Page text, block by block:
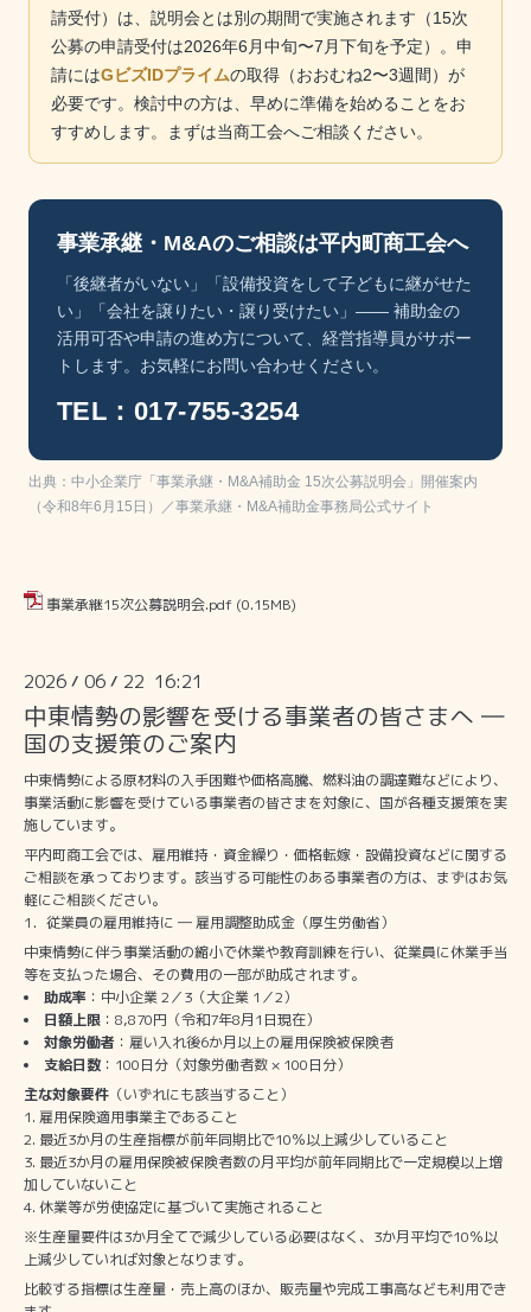
請受付）は、説明会とは別の期間で実施されます（15次
公募の申請受付は2026年6月中旬〜7月下旬を予定）。申
請にはGビズIDプライムの取得（おおむね2〜3週間）が
必要です。検討中の方は、早めに準備を始めることをお
すすめします。まずは当商工会へご相談ください。
事業承継・M&Aのご相談は平内町商工会へ
「後継者がいない」「設備投資をして子どもに継がせた
い」「会社を譲りたい・譲り受けたい」—— 補助金の
活用可否や申請の進め方について、経営指導員がサポー
トします。お気軽にお問い合わせください。
TEL：017-755-3254
出典：中小企業庁「事業承継・M&A補助金 15次公募説明会」開催案内
（令和8年6月15日）／事業承継・M&A補助金事務局公式サイト
事業承継15次公募説明会.pdf (0.15MB)
2026 / 06 / 22 16:21
中東情勢の影響を受ける事業者の皆さまへ ―
国の支援策のご案内
中東情勢による原材料の入手困難や価格高騰、燃料油の調達難などにより、
事業活動に影響を受けている事業者の皆さまを対象に、国が各種支援策を実
施しています。
平内町商工会では、雇用維持・資金繰り・価格転嫁・設備投資などに関する
ご相談を承っております。該当する可能性のある事業者の方は、まずはお気
軽にご相談ください。
1．従業員の雇用維持に ― 雇用調整助成金（厚生労働省）
中東情勢に伴う事業活動の縮小で休業や教育訓練を行い、従業員に休業手当
等を支払った場合、その費用の一部が助成されます。
助成率 ：中小企業 2／3（大企業 1／2）
日額上限 ：8,870円（令和7年8月1日現在）
対象労働者 ：雇い入れ後6か月以上の雇用保険被保険者
支給日数 ：100日分（対象労働者数 × 100日分）
主な対象要件 （いずれにも該当すること）
雇用保険適用事業主であること
最近3か月の生産指標が前年同期比で10％以上減少していること
最近3か月の雇用保険被保険者数の月平均が前年同期比で一定規模以上増
加していないこと
休業等が労使協定に基づいて実施されること
※生産量要件は3か月全てで減少している必要はなく、3か月平均で10％以
上減少していれば対象となります。
比較する指標は生産量・売上高のほか、販売量や完成工事高なども利用でき